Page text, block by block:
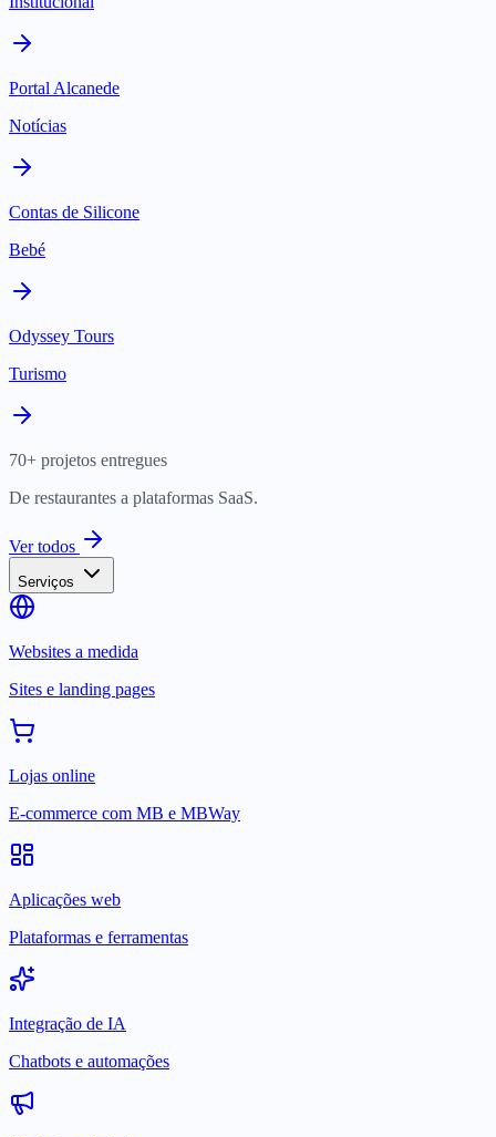
Portal Alcanede
Notícias
Contas de Silicone
Bebé
Odyssey Tours
Turismo
70+ projetos entregues
De restaurantes a plataformas SaaS.
Ver todos
Serviços
Websites a medida
Sites e landing pages
Lojas online
E-commerce com MB e MBWay
Aplicações web
Plataformas e ferramentas
Integração de IA
Chatbots e automações